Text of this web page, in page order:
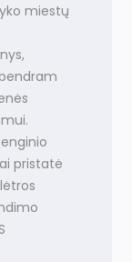
miestų
pristatė